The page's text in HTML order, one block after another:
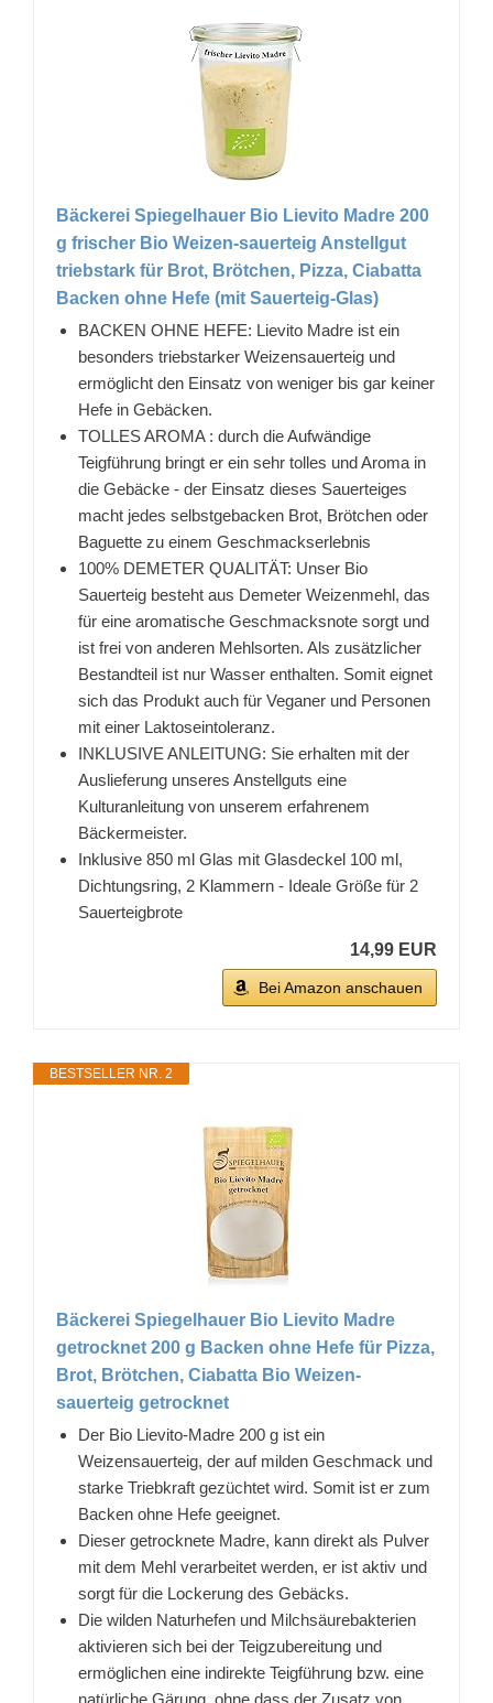
Bäckerei Spiegelhauer Bio Lievito Madre 200
g frischer Bio Weizen-sauerteig Anstellgut
triebstark für Brot, Brötchen, Pizza, Ciabatta
Backen ohne Hefe (mit Sauerteig-Glas)
BACKEN OHNE HEFE: Lievito Madre ist ein
besonders triebstarker Weizensauerteig und
ermöglicht den Einsatz von weniger bis gar keiner
Hefe in Gebäcken.
TOLLES AROMA : durch die Aufwändige
Teigführung bringt er ein sehr tolles und Aroma in
die Gebäcke - der Einsatz dieses Sauerteiges
macht jedes selbstgebacken Brot, Brötchen oder
Baguette zu einem Geschmackserlebnis
100% DEMETER QUALITÄT: Unser Bio
Sauerteig besteht aus Demeter Weizenmehl, das
für eine aromatische Geschmacksnote sorgt und
ist frei von anderen Mehlsorten. Als zusätzlicher
Bestandteil ist nur Wasser enthalten. Somit eignet
sich das Produkt auch für Veganer und Personen
mit einer Laktoseintoleranz.
INKLUSIVE ANLEITUNG: Sie erhalten mit der
Auslieferung unseres Anstellguts eine
Kulturanleitung von unserem erfahrenem
Bäckermeister.
Inklusive 850 ml Glas mit Glasdeckel 100 ml,
Dichtungsring, 2 Klammern - Ideale Größe für 2
Sauerteigbrote
14,99 EUR
Bei Amazon anschauen
BESTSELLER NR. 2
Bäckerei Spiegelhauer Bio Lievito Madre
getrocknet 200 g Backen ohne Hefe für Pizza,
Brot, Brötchen, Ciabatta Bio Weizen-
sauerteig getrocknet
Der Bio Lievito-Madre 200 g ist ein
Weizensauerteig, der auf milden Geschmack und
starke Triebkraft gezüchtet wird. Somit ist er zum
Backen ohne Hefe geeignet.
Dieser getrocknete Madre, kann direkt als Pulver
mit dem Mehl verarbeitet werden, er ist aktiv und
sorgt für die Lockerung des Gebäcks.
Die wilden Naturhefen und Milchsäurebakterien
aktivieren sich bei der Teigzubereitung und
ermöglichen eine indirekte Teigführung bzw. eine